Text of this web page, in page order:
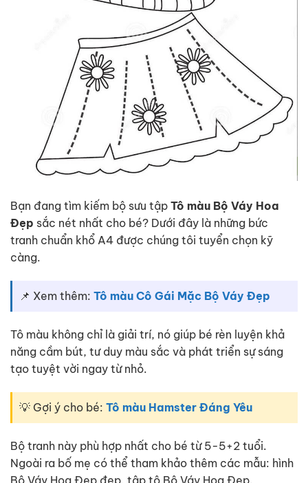
Bạn đang tìm kiếm bộ sưu tập Tô màu Bộ Váy Hoa
Đẹp sắc nét nhất cho bé? Dưới đây là những bức
tranh chuẩn khổ A4 được chúng tôi tuyển chọn kỹ
càng.
📌 Xem thêm: Tô màu Cô Gái Mặc Bộ Váy Đẹp
Tô màu không chỉ là giải trí, nó giúp bé rèn luyện khả
năng cầm bút, tư duy màu sắc và phát triển sự sáng
tạo tuyệt vời ngay từ nhỏ.
💡 Gợi ý cho bé: Tô màu Hamster Đáng Yêu
Bộ tranh này phù hợp nhất cho bé từ 5-5+2 tuổi.
Ngoài ra bố mẹ có thể tham khảo thêm các mẫu: hình
Bộ Váy Hoa Đẹp đẹp, tập tô Bộ Váy Hoa Đẹp.